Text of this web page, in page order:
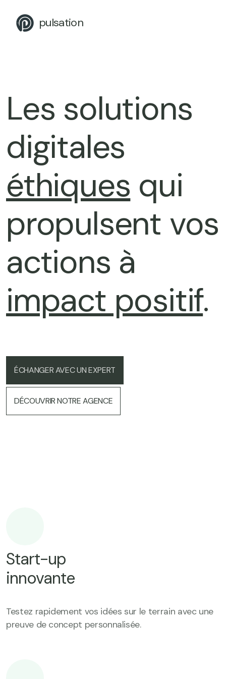
pulsation
Les solutions
digitales
éthiques qui
propulsent vos
actions à
impact positif.
ÉCHANGER AVEC UN EXPERT
DÉCOUVRIR NOTRE AGENCE
Start-up
innovante
Testez rapidement vos idées sur le terrain avec une
preuve de concept personnalisée.